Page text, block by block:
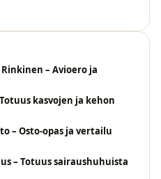
– Avioero ja
kasvojen ja kehon
– Osto-opas ja vertailu
– Totuus sairaushuhuista